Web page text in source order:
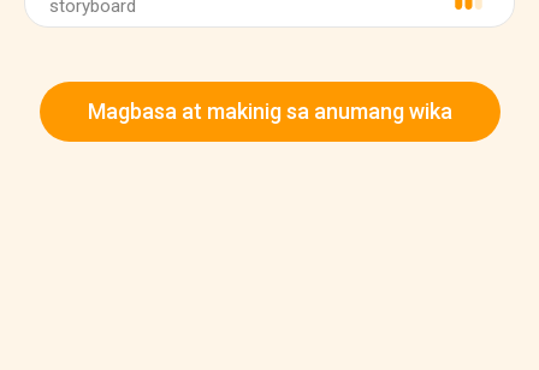
storyboard
Magbasa at makinig sa anumang wika